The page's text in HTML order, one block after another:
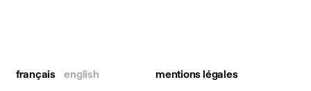
français english mentions légales